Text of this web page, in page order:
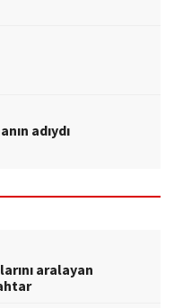
adıydı
aralayan